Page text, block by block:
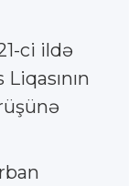
ci ildə